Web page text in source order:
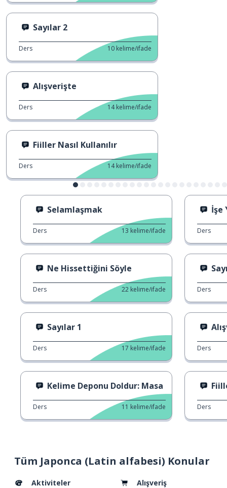
Tüm Japonca (Latin alfabesi) Konular
Aktiviteler
Alışveriş
Sayılar 2
Ders 10 kelime/ifade
Alışverişte
Ders 14 kelime/ifade
Fiiller Nasıl Kullanılır
Ders 14 kelime/ifade
Selamlaşmak
Ders 13 kelime/ifade
Ne Hissettiğini Söyle
Ders 22 kelime/ifade
Sayılar 1
Ders 17 kelime/ifade
Kelime Deponu Doldur: Masa
Ders 11 kelime/ifade
İşe
Ders
Ders
Ders
Ders